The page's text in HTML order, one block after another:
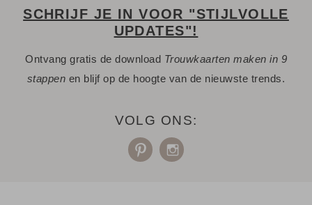
SCHRIJF JE IN VOOR "STIJLVOLLE
UPDATES"!
Ontvang gratis de download Trouwkaarten maken in 9
stappen en blijf op de hoogte van de nieuwste trends.
VOLG ONS: